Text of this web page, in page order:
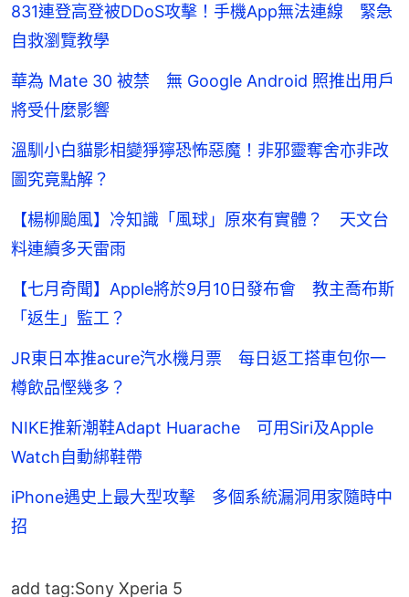
831連登高登被DDoS攻擊！手機App無法連線 緊急
自救瀏覽教學
華為 Mate 30 被禁 無 Google Android 照推出用戶
將受什麼影響
溫馴小白貓影相變猙獰恐怖惡魔！非邪靈奪舍亦非改
圖究竟點解？
【楊柳颱風】冷知識「風球」原來有實體？ 天文台
料連續多天雷雨
【七月奇聞】Apple將於9月10日發布會 教主喬布斯
「返生」監工？
JR東日本推acure汽水機月票 每日返工搭車包你一
樽飲品慳幾多？
NIKE推新潮鞋Adapt Huarache 可用Siri及Apple
Watch自動綁鞋帶
iPhone遇史上最大型攻擊 多個系統漏洞用家隨時中
招
add tag:Sony Xperia 5